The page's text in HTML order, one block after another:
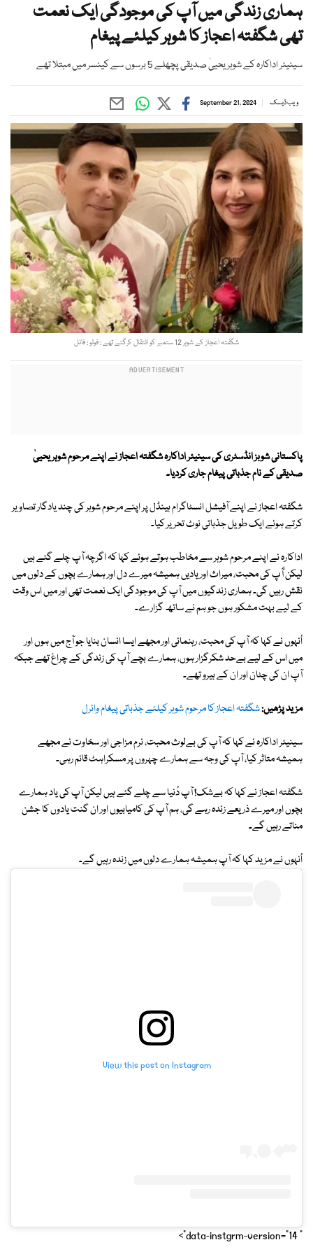
ہماری زندگی میں آپ کی موجودگی ایک نعمت
تھی شگفتہ اعجاز کا شوہر کیلئے پیغام
سینیئر اداکارہ کے شوہر یحییٰ صدیقی پچھلے 5 برسوں سے کینسر میں مبتلا تھے
ویب ڈیسک September 21, 2024
شگفتہ اعجاز کے شوہر 12 ستمبر کو انتقال کرگئے تھے : فوٹو : فائل
پاکستانی شوبز انڈسٹری کی سینیئر اداکارہ شگفتہ اعجاز نے اپنے مرحوم شوہر یحییٰ
صدیقی کے نام جذباتی پیغام جاری کردیا۔
شگفتہ اعجاز نے اپنے آفیشل انسٹاگرام ہینڈل پر اپنے مرحوم شوہر کی چند یادگار تصاویر
کرتے ہوئے ایک طویل جذباتی نوٹ تحریر کیا۔
اداکارہ نے اپنے مرحوم شوہر سے مخاطب ہوتے ہوئے کہا کہ اگرچہ آپ چلے گئے ہیں
لیکن آٓپ کی محبت، میراث اور یادیں ہمیشہ میرے دل اور ہمارے بچوں کے دلوں میں
نقش رہیں گی۔ ہماری زندگیوں میں آپ کی موجودگی ایک نعمت تھی اور میں اس وقت
کے لیے بہت مشکور ہوں جو ہم نے ساتھ گزارے۔
اُنہوں نے کہا کہ آپ کی محبت، رہنمائی اور مجھے ایسا انسان بنایا جو آج میں ہوں اور
میں اس کے لیے بےحد شکرگزار ہوں، ہمارے بچے آپ کی زندگی کے چراغ تھے جبکہ
آپ ان کی چٹان اور ان کے ہیرو تھے۔
مزید پڑھیں:شگفتہ اعجاز کا مرحوم شوہر کیلئے جذباتی پیغام وائرل
سینیئر اداکارہ نے کہا کہ آپ کی بےلوث محبت، نرم مزاجی اور سخاوت نے مجھے
ہمیشہ متاثر کیا، آپ کی وجہ سے ہمارے چہروں پر مسکراہٹ قائم رہی۔
شگفتہ اعجاز نے کہا کہ بےشک! آپ دُنیا سے چلے گئے ہیں لیکن آپ کی یاد ہمارے
بچوں اور میرے ذریعے زندہ رہے گی، ہم آپ کی کامیابیوں اور ان گنت یادوں کا جشن
مناتے رہیں گے۔
اُنہوں نے مزید کہا کہ آپ ہمیشہ ہمارے دلوں میں زندہ رہیں گے۔
View this post on Instagram
" data-instgrm-version="14">